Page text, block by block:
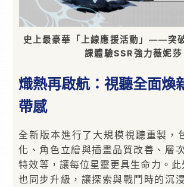
史上最豪華「上線應援活動」——突
課體驗SSR強力薇妮莎
熾熱再啟航：視聽全面煥
帶感
全新版本進行了大規模視聽重製，
化、角色立繪與插畫品質改善、層
特效等，讓每位星靈更具生命力。
也同步升級，讓探索與戰鬥時的沉